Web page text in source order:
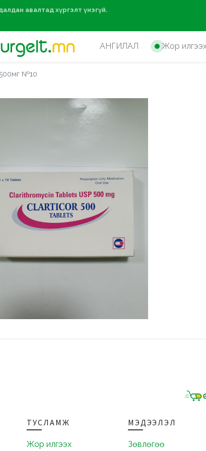
өөс дээш
АНГИЛАЛ Жор
№10
ТУСЛАМЖ
Жор илгээх
МЭДЭЭЛЭЛ
Зөвлөгөө